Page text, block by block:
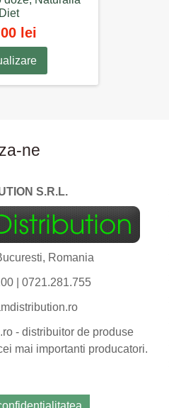
Diet
lei
ne
S.R.L.
Romania
| 0721.281.755
- distribuitor de produse
mai importanti producatori.